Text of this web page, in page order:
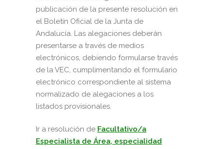
publicación de la presente resolución en
el Boletín Oficial de la Junta de
Andalucía. Las alegaciones deberán
presentarse a través de medios
electrónicos, debiendo formularse través
de la VEC, cumplimentando el formulario
electrónico correspondiente al sistema
normalizado de alegaciones a los
listados provisionales.
Ir a resolución de Facultativo/a
Especialista de Área, especialidad